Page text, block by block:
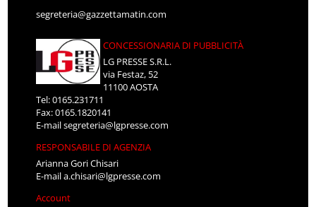
segreteria@gazzettamatin.com
CONCESSIONARIA DI PUBBLICITÀ
LG PRESSE S.R.L.
via Festaz, 52
11100 AOSTA
Tel: 0165.231711
Fax: 0165.1820141
E-mailsegreteria@lgpresse.com
RESPONSABILE DI AGENZIA
Arianna Gori Chisari
E-maila.chisari@lgpresse.com
Account